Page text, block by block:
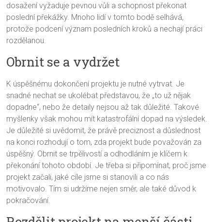
dosažení vyžaduje pevnou vůli a schopnost překonat
poslední překážky. Mnoho lidí v tomto bodě selhává,
protože podcení význam posledních kroků a nechají práci
rozdělanou.
Obrnit se a vydržet
K úspěšnému dokončení projektu je nutné vytrvat. Je
snadné nechat se ukolébat představou, že „to už nějak
dopadne“, nebo že detaily nejsou až tak důležité. Takové
myšlenky však mohou mít katastrofální dopad na výsledek.
Je důležité si uvědomit, že právě preciznost a důslednost
na konci rozhodují o tom, zda projekt bude považován za
úspěšný. Obrnit se trpělivostí a odhodláním je klíčem k
překonání tohoto období. Je třeba si připomínat, proč jsme
projekt začali, jaké cíle jsme si stanovili a co nás
motivovalo. Tím si udržíme nejen směr, ale také důvod k
pokračování.